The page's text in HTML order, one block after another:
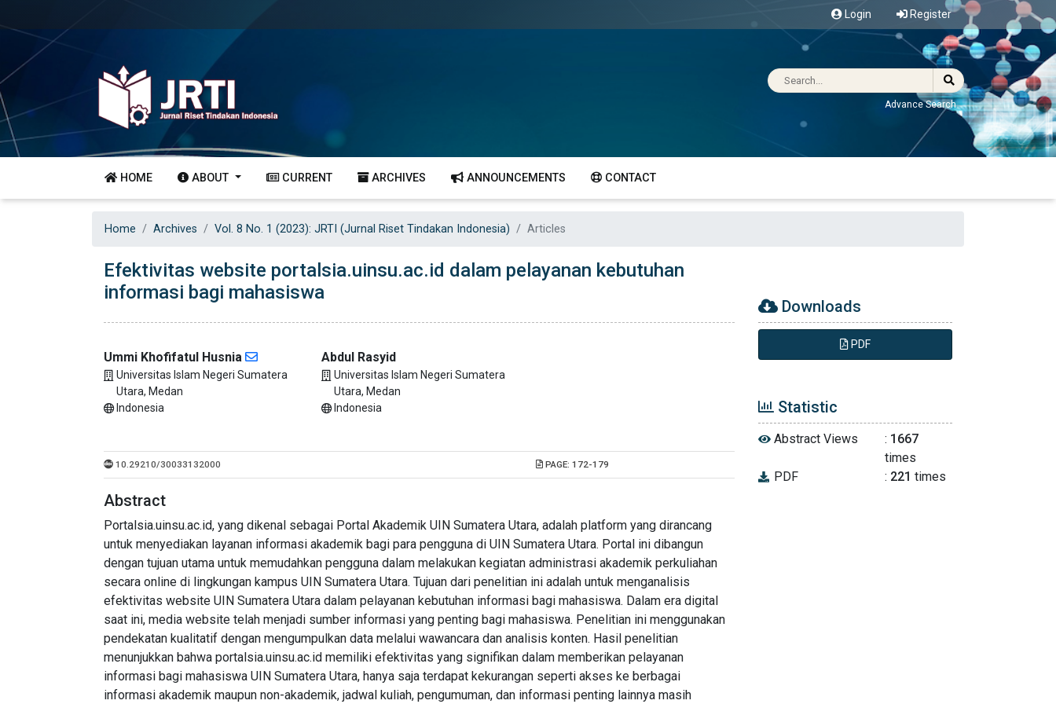
Login Register
Advance Search
HOME ABOUT CURRENT ARCHIVES ANNOUNCEMENTS CONTACT
Home Archives Vol. 8 No. 1 (2023): JRTI (Jurnal Riset Tindakan Indonesia) Articles
Efektivitas website portalsia.uinsu.ac.id dalam pelayanan kebutuhan
informasi bagi mahasiswa
Ummi Khofifatul Husnia
Universitas Islam Negeri Sumatera
Utara, Medan
Indonesia
Abdul Rasyid
Universitas Islam Negeri Sumatera
Utara, Medan
Indonesia
10.29210/30033132000 PAGE: 172-179
Abstract
Portalsia.uinsu.ac.id, yang dikenal sebagai Portal Akademik UIN Sumatera Utara, adalah platform yang dirancang
untuk menyediakan layanan informasi akademik bagi para pengguna di UIN Sumatera Utara. Portal ini dibangun
dengan tujuan utama untuk memudahkan pengguna dalam melakukan kegiatan administrasi akademik perkuliahan
secara online di lingkungan kampus UIN Sumatera Utara. Tujuan dari penelitian ini adalah untuk menganalisis
efektivitas website UIN Sumatera Utara dalam pelayanan kebutuhan informasi bagi mahasiswa. Dalam era digital
saat ini, media website telah menjadi sumber informasi yang penting bagi mahasiswa. Penelitian ini menggunakan
pendekatan kualitatif dengan mengumpulkan data melalui wawancara dan analisis konten. Hasil penelitian
menunjukkan bahwa portalsia.uinsu.ac.id memiliki efektivitas yang signifikan dalam memberikan pelayanan
informasi bagi mahasiswa UIN Sumatera Utara, hanya saja terdapat kekurangan seperti akses ke berbagai
informasi akademik maupun non-akademik, jadwal kuliah, pengumuman, dan informasi penting lainnya masih
Downloads
PDF
Statistic
Abstract Views : 1667
times
PDF
: 221 times